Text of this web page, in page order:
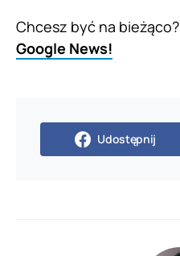
Chcesz być na bieżąco?
Google News!
Udostępnij